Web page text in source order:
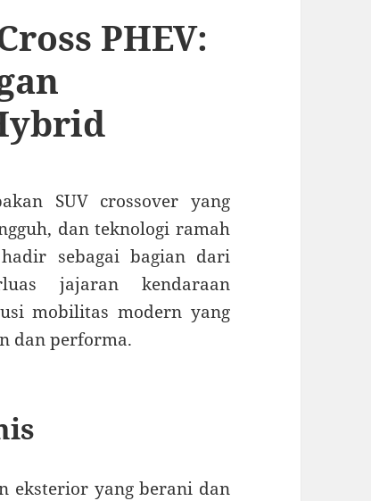
PHEV:
SUV crossover yang
dan teknologi ramah
sebagai bagian dari
jajaran kendaraan
mobilitas modern yang
dan performa.
eksterior yang berani dan